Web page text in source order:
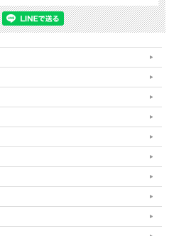
響きます。 上の写真は「大」と「小」を
差がございます。「大」は心地よく如何